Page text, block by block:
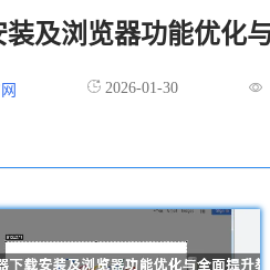
及浏览器功能优化
2026-01-30